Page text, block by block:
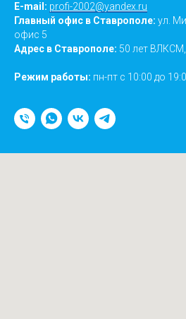
E-mail: profi-2002@yandex.ru
Главный офис в Ставрополе: ул.
офис 5
Адрес в Ставрополе: 50 лет ВЛКСМ,
Режим работы: пн-пт с 10:00 до